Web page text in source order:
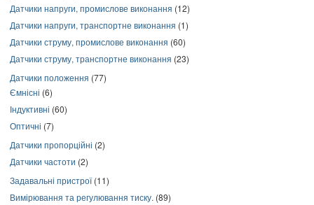
Датчики напруги, промислове виконання (12)
Датчики напруги, транспортне виконання (1)
Датчики струму, промислове виконання (60)
Датчики струму, транспортне виконання (23)
Датчики положення (77)
Ємнісні (6)
Індуктивні (60)
Оптичні (7)
Датчики пропорційні (2)
Датчики частоти (2)
Задавальні пристрої(11)
Вимірювання та регулювання тиску. (89)